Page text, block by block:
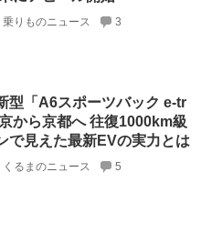
乗りものニュース 3
型「A6スポーツバック e-tr
から京都へ 往復1000km級
で見えた最新EVの実力とは
くるまのニュース 5